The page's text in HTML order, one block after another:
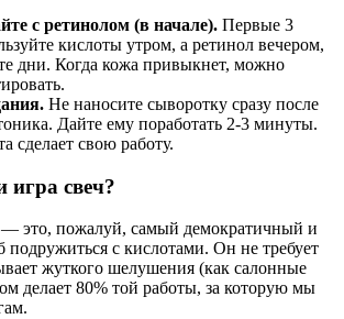
с ретинолом (в начале). Первые 3
кислоты утром, а ретинол вечером,
дни. Когда кожа привыкнет, можно
Не наносите сыворотку сразу после
Дайте ему поработать 2-3 минуты.
сделает свою работу.
игра свеч?
это, пожалуй, самый демократичный и
подружиться с кислотами. Он не требует
жуткого шелушения (как салонные
делает 80% той работы, за которую мы